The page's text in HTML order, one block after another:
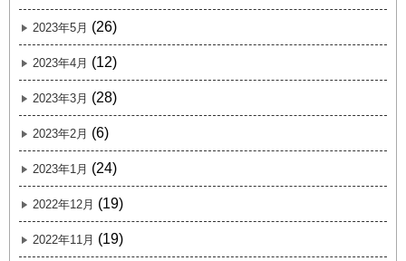
2023年5月 (26)
2023年4月 (12)
2023年3月 (28)
2023年2月 (6)
2023年1月 (24)
2022年12月 (19)
2022年11月 (19)